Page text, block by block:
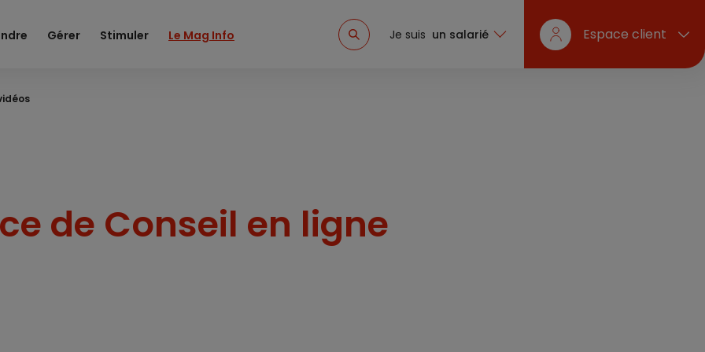
Gérer Stimuler Le Mag Info Je suis un salarié Espace client
de Conseil en ligne